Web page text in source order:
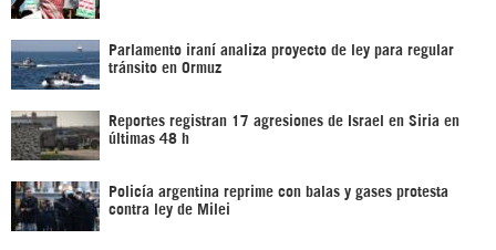
Parlamento iraní analiza proyecto de ley para regular
tránsito en Ormuz
Reportes registran 17 agresiones de Israel en Siria en
últimas 48 h
Policía argentina reprime con balas y gases protesta
contra ley de Milei